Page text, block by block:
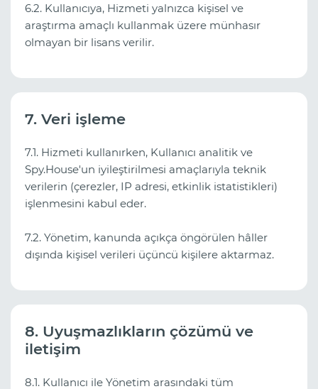
6.2. Kullanıcıya, Hizmeti yalnızca kişisel ve
araştırma amaçlı kullanmak üzere münhasır
olmayan bir lisans verilir.
7. Veri işleme
7.1. Hizmeti kullanırken, Kullanıcı analitik ve
Spy.House'un iyileştirilmesi amaçlarıyla teknik
verilerin (çerezler, IP adresi, etkinlik istatistikleri)
işlenmesini kabul eder.
7.2. Yönetim, kanunda açıkça öngörülen hâller
dışında kişisel verileri üçüncü kişilere aktarmaz.
8. Uyuşmazlıkların çözümü ve
iletişim
8.1. Kullanıcı ile Yönetim arasındaki tüm